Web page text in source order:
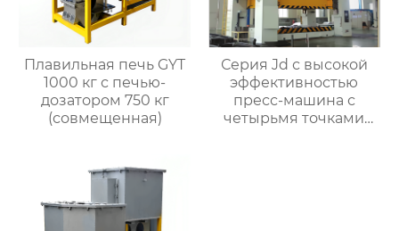
Плавильная печь GYT
1000 кг с печью-
дозатором 750 кг
(совмещенная)
Серия Jd с высокой
эффективностью
пресс-машина с
четырьмя точками